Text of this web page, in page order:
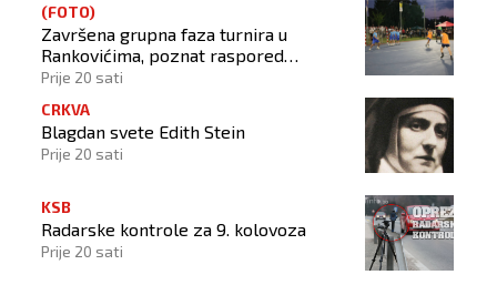
(FOTO)
Završena grupna faza turnira u
Rankovićima, poznat raspored
završnice!
Prije 20 sati
CRKVA
Blagdan svete Edith Stein
Prije 20 sati
KSB
Radarske kontrole za 9. kolovoza
Prije 20 sati